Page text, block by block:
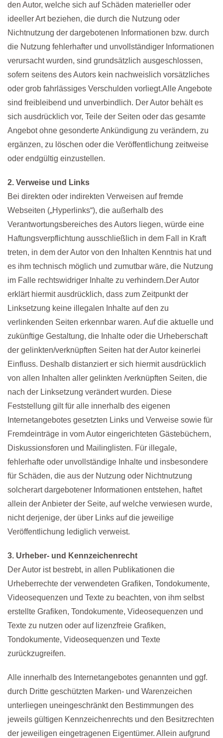
den Autor, welche sich auf Schäden materieller oder
ideeller Art beziehen, die durch die Nutzung oder
Nichtnutzung der dargebotenen Informationen bzw. durch
die Nutzung fehlerhafter und unvollständiger Informationen
verursacht wurden, sind grundsätzlich ausgeschlossen,
sofern seitens des Autors kein nachweislich vorsätzliches
oder grob fahrlässiges Verschulden vorliegt.Alle Angebote
sind freibleibend und unverbindlich. Der Autor behält es
sich ausdrücklich vor, Teile der Seiten oder das gesamte
Angebot ohne gesonderte Ankündigung zu verändern, zu
ergänzen, zu löschen oder die Veröffentlichung zeitweise
oder endgültig einzustellen.
2. Verweise und Links
Bei direkten oder indirekten Verweisen auf fremde
Webseiten („Hyperlinks“), die außerhalb des
Verantwortungsbereiches des Autors liegen, würde eine
Haftungsverpflichtung ausschließlich in dem Fall in Kraft
treten, in dem der Autor von den Inhalten Kenntnis hat und
es ihm technisch möglich und zumutbar wäre, die Nutzung
im Falle rechtswidriger Inhalte zu verhindern.Der Autor
erklärt hiermit ausdrücklich, dass zum Zeitpunkt der
Linksetzung keine illegalen Inhalte auf den zu
verlinkenden Seiten erkennbar waren. Auf die aktuelle und
zukünftige Gestaltung, die Inhalte oder die Urheberschaft
der gelinkten/verknüpften Seiten hat der Autor keinerlei
Einfluss. Deshalb distanziert er sich hiermit ausdrücklich
von allen Inhalten aller gelinkten /verknüpften Seiten, die
nach der Linksetzung verändert wurden. Diese
Feststellung gilt für alle innerhalb des eigenen
Internetangebotes gesetzten Links und Verweise sowie für
Fremdeinträge in vom Autor eingerichteten Gästebüchern,
Diskussionsforen und Mailinglisten. Für illegale,
fehlerhafte oder unvollständige Inhalte und insbesondere
für Schäden, die aus der Nutzung oder Nichtnutzung
solcherart dargebotener Informationen entstehen, haftet
allein der Anbieter der Seite, auf welche verwiesen wurde,
nicht derjenige, der über Links auf die jeweilige
Veröffentlichung lediglich verweist.
3. Urheber- und Kennzeichenrecht
Der Autor ist bestrebt, in allen Publikationen die
Urheberrechte der verwendeten Grafiken, Tondokumente,
Videosequenzen und Texte zu beachten, von ihm selbst
erstellte Grafiken, Tondokumente, Videosequenzen und
Texte zu nutzen oder auf lizenzfreie Grafiken,
Tondokumente, Videosequenzen und Texte
zurückzugreifen.
Alle innerhalb des Internetangebotes genannten und ggf.
durch Dritte geschützten Marken- und Warenzeichen
unterliegen uneingeschränkt den Bestimmungen des
jeweils gültigen Kennzeichenrechts und den Besitzrechten
der jeweiligen eingetragenen Eigentümer. Allein aufgrund